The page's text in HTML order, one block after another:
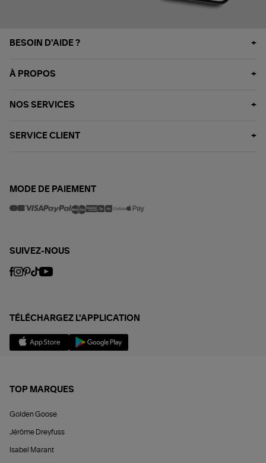
BESOIN D'AIDE ?
À PROPOS
NOS SERVICES
SERVICE CLIENT
MODE DE PAIEMENT
SUIVEZ-NOUS
TÉLÉCHARGEZ L'APPLICATION
TOP MARQUES
Golden Goose
Jérôme Dreyfuss
Isabel Marant